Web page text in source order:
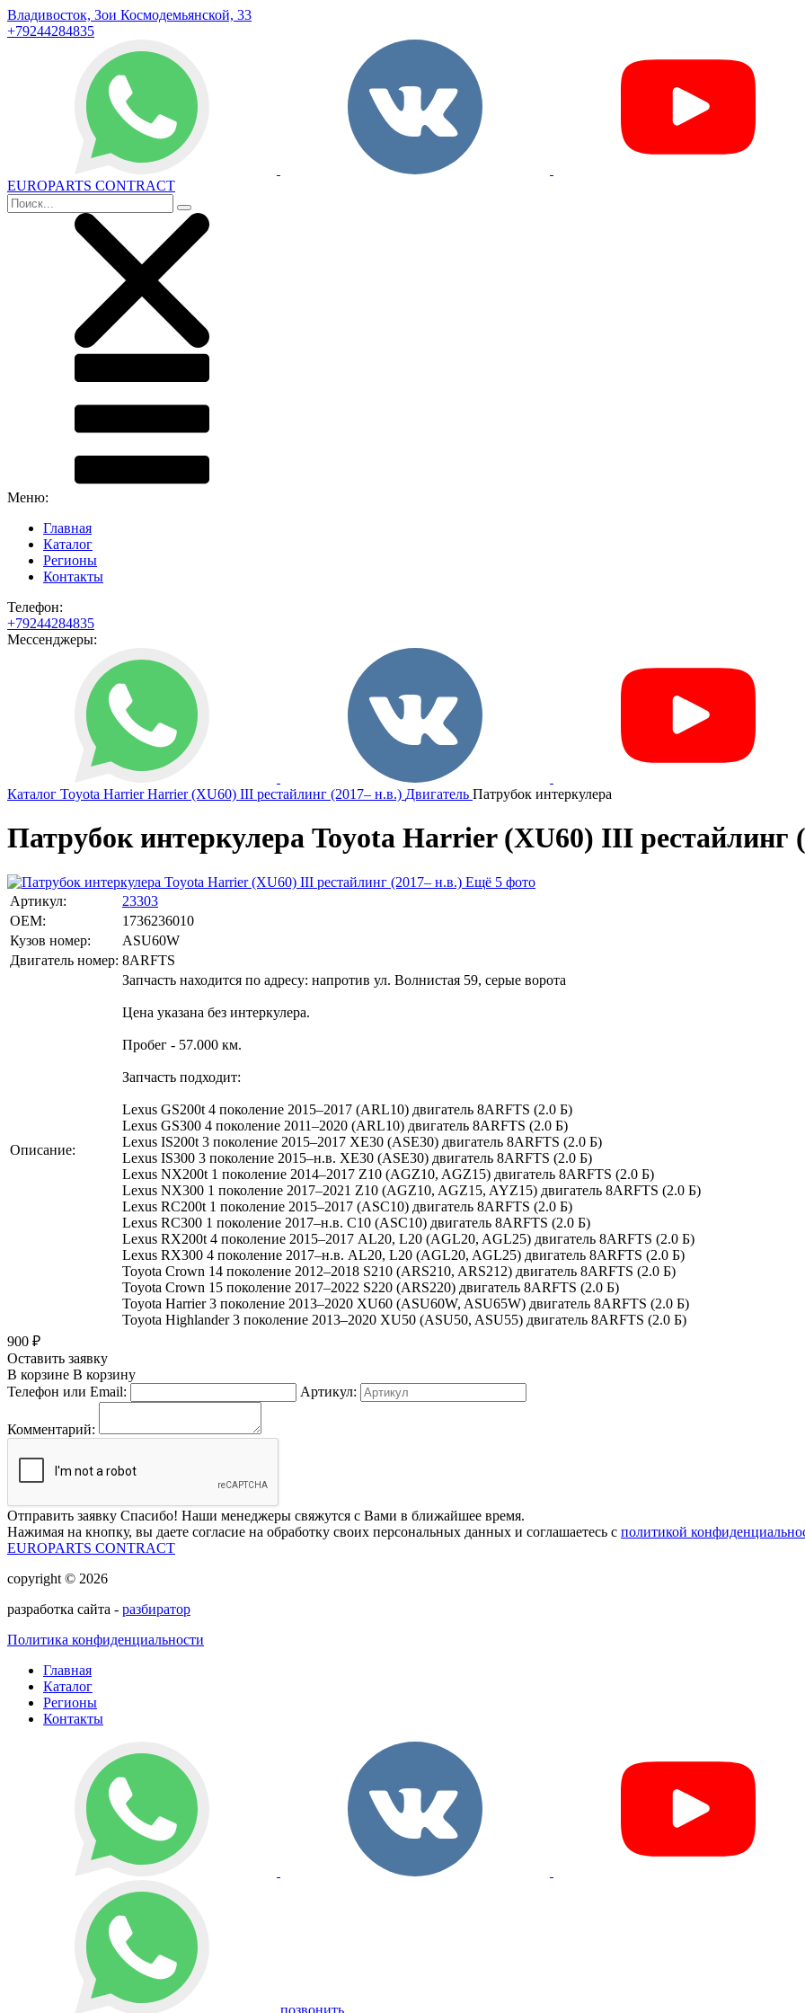
Владивосток, Зои Космодемьянской, 33
+79244284835
EUROPARTS CONTRACT
Меню:
Главная
Каталог
Регионы
Контакты
Телефон:
+79244284835
Мессенджеры:
Каталог Toyota Harrier Harrier (XU60) III рестайлинг (2017– н.в.) Двигатель Патрубок интеркулера
Патрубок интеркулера Toyota Harrier (XU60) III рестайлинг
Ещё 5 фото
Артикул:
23303
OEM:
1736236010
Кузов номер:
ASU60W
Двигатель номер: 8ARFTS
Описание:
Запчасть находится по адресу: напротив ул. Волнистая 59, серые ворота
Цена указана без интеркулера.
Пробег - 57.000 км.
Запчасть подходит:
Lexus GS200t 4 поколение 2015–2017 (ARL10) двигатель 8ARFTS (2.0 Б)
Lexus GS300 4 поколение 2011–2020 (ARL10) двигатель 8ARFTS (2.0 Б)
Lexus IS200t 3 поколение 2015–2017 XE30 (ASE30) двигатель 8ARFTS (2.0 Б)
Lexus IS300 3 поколение 2015–н.в. XE30 (ASE30) двигатель 8ARFTS (2.0 Б)
Lexus NX200t 1 поколение 2014–2017 Z10 (AGZ10, AGZ15) двигатель 8ARFTS (2.0 Б)
Lexus NX300 1 поколение 2017–2021 Z10 (AGZ10, AGZ15, AYZ15) двигатель 8ARFTS (2.0 Б)
Lexus RC200t 1 поколение 2015–2017 (ASC10) двигатель 8ARFTS (2.0 Б)
Lexus RC300 1 поколение 2017–н.в. C10 (ASC10) двигатель 8ARFTS (2.0 Б)
Lexus RX200t 4 поколение 2015–2017 AL20, L20 (AGL20, AGL25) двигатель 8ARFTS (2.0 Б)
Lexus RX300 4 поколение 2017–н.в. AL20, L20 (AGL20, AGL25) двигатель 8ARFTS (2.0 Б)
Toyota Crown 14 поколение 2012–2018 S210 (ARS210, ARS212) двигатель 8ARFTS (2.0 Б)
Toyota Crown 15 поколение 2017–2022 S220 (ARS220) двигатель 8ARFTS (2.0 Б)
Toyota Harrier 3 поколение 2013–2020 XU60 (ASU60W, ASU65W) двигатель 8ARFTS (2.0 Б)
Toyota Highlander 3 поколение 2013–2020 XU50 (ASU50, ASU55) двигатель 8ARFTS (2.0 Б)
900 ₽
Оставить заявку
В корзине В корзину
Телефон или Email:
Артикул:
Комментарий:
Отправить заявку Спасибо! Наши менеджеры свяжутся с Вами в ближайшее время.
Нажимая на кнопку, вы даете согласие на обработку своих персональных данных и соглашаетесь с политикой
EUROPARTS CONTRACT
copyright © 2026
разработка сайта - разбиратор
Политика конфиденциальности
Главная
Каталог
Регионы
Контакты
позвонить